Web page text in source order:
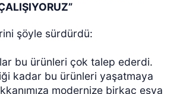
şöyle sürdürdü:
bu ürünleri çok talep ederdi.
kadar bu ürünleri yaşatmaya
modernize birkaç eşya